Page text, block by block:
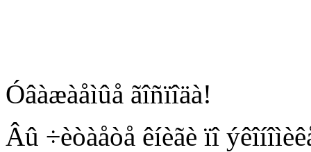
Óâàæàåìûå ãîñïîäà!
Âû ÷èòàåòå êíèãè ïî